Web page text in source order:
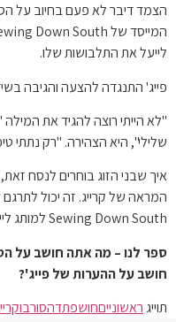
לייעל את התלבושות שלו.
פייג' התנגדה להצעה והגיבה
"לא הייתי רוצה להגיד את
שלילי", היא הצהירה. "רק נתתי
איך שבני הזוג בוחרים לנסח
Sewing Down South למותג לייף סטייל.
ספר לנו – מה אתה חושב על
חושב על ההערות של פייג'?
תוייג ראשונייםחושפתדהסורבו